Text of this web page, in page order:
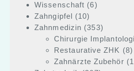
Wissenschaft (6)
Zahngipfel (10)
Zahnmedizin (353)
Chirurgie
Restaurative ZHK (8)
Zahnärzte Zubehör